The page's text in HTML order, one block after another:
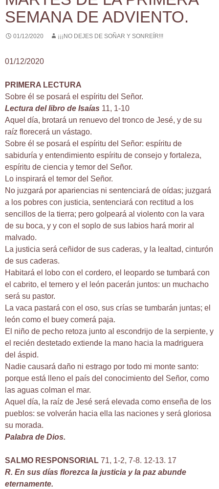
SEMANA DE ADVIENTO.
01/12/2020 ¡¡¡NO DEJES DE SOÑAR Y SONREÍR!!!
01/12/2020
PRIMERA LECTURA
Sobre él se posará el espíritu del Señor.
Lectura del libro de Isaías 11, 1-10
Aquel día, brotará un renuevo del tronco de Jesé, y de su
raíz florecerá un vástago.
Sobre él se posará el espíritu del Señor: espíritu de
sabiduría y entendimiento espíritu de consejo y fortaleza,
espíritu de ciencia y temor del Señor.
Lo inspirará el temor del Señor.
No juzgará por apariencias ni sentenciará de oídas; juzgará
a los pobres con justicia, sentenciará con rectitud a los
sencillos de la tierra; pero golpeará al violento con la vara
de su boca, y y con el soplo de sus labios hará morir al
malvado.
La justicia será ceñidor de sus caderas, y la lealtad, cinturón
de sus caderas.
Habitará el lobo con el cordero, el leopardo se tumbará con
el cabrito, el ternero y el león pacerán juntos: un muchacho
será su pastor.
La vaca pastará con el oso, sus crías se tumbarán juntas; el
león como el buey comerá paja.
El niño de pecho retoza junto al escondrijo de la serpiente, y
el recién destetado extiende la mano hacia la madriguera
del áspid.
Nadie causará daño ni estrago por todo mi monte santo:
porque está lleno el país del conocimiento del Señor, como
las aguas colman el mar.
Aquel día, la raíz de Jesé será elevada como enseña de los
pueblos: se volverán hacia ella las naciones y será gloriosa
su morada.
Palabra de Dios.
SALMO RESPONSORIAL 71, 1-2, 7-8. 12-13. 17
R. En sus días florezca la justicia y la paz abunde
eternamente.